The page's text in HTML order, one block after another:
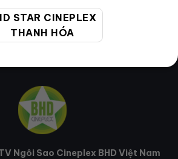
STAR CINEPLEX
THANH HÓA
Ngôi Sao Cineplex BHD Việt Nam